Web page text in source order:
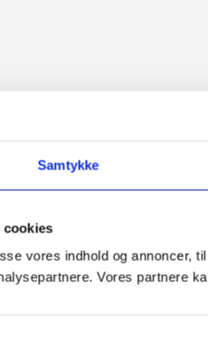
Samtykke
cookies
vores indhold og annoncer,
Vores partnere